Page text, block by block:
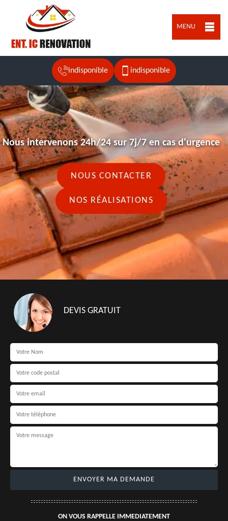
MENU
indisponible indisponible
Nous intervenons 24h/24 sur 7j/7 en cas d'urgence
NOUS CONTACTER
NOS RÉALISATIONS
DEVIS GRATUIT
ON VOUS RAPPELLE IMMEDIATEMENT